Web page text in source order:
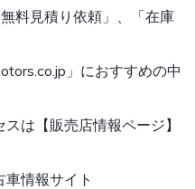
料見積り依頼」、「在庫
」におすすめの中
は【販売店情報ページ】
情報サイト